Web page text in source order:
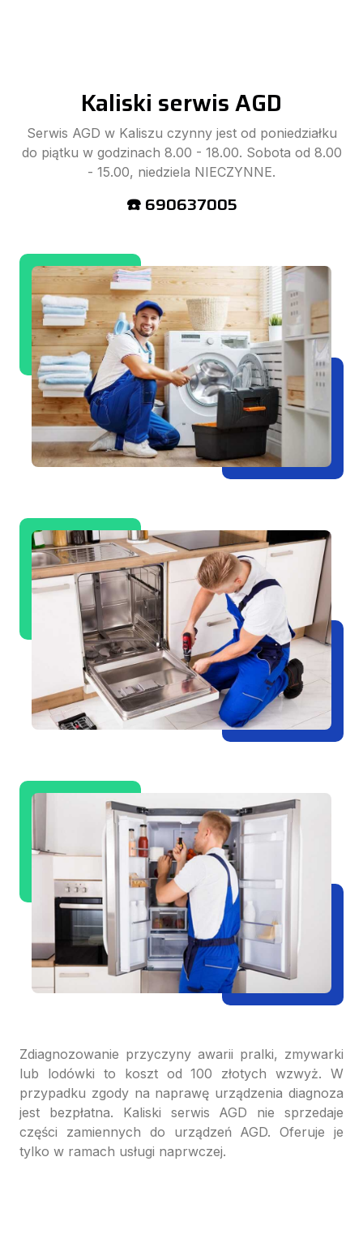
Kaliski serwis AGD
Serwis AGD w Kaliszu czynny jest od poniedziałku
do piątku w godzinach 8.00 - 18.00. Sobota od 8.00
- 15.00, niedziela NIECZYNNE.
☎️ 690637005
Zdiagnozowanie przyczyny awarii pralki, zmywarki
lub lodówki to koszt od 100 złotych wzwyż. W
przypadku zgody na naprawę urządzenia diagnoza
jest bezpłatna. Kaliski serwis AGD nie sprzedaje
części zamiennych do urządzeń AGD. Oferuje je
tylko w ramach usługi naprwczej.